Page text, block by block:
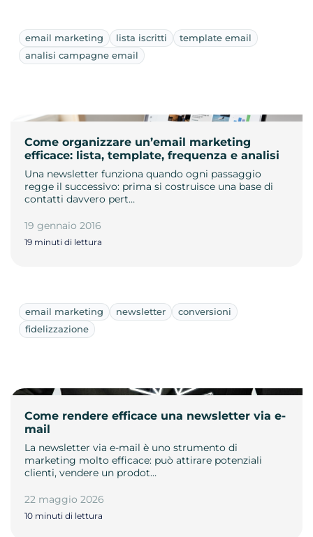
email marketing lista iscritti
template email
analisi campagne email
Come organizzare un’email marketing
efficace: lista, template, frequenza e analisi
Una newsletter funziona quando ogni passaggio
regge il successivo: prima si costruisce una base di
contatti davvero pert…
19 gennaio 2016
19 minuti di lettura
email marketing newsletter
conversioni
fidelizzazione
Come rendere efficace una newsletter via e-
mail
La newsletter via e-mail è uno strumento di
marketing molto efficace: può attirare potenziali
clienti, vendere un prodot…
22 maggio 2026
10 minuti di lettura